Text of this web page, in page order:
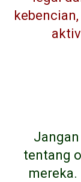
tentang
mereka.